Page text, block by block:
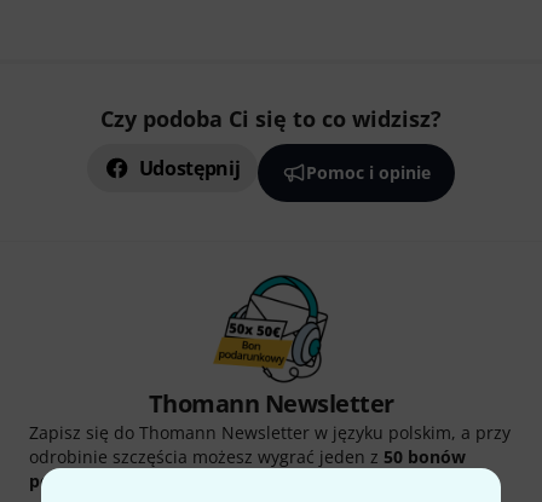
Czy podoba Ci się to co widzisz?
Udostępnij Pomoc i opinie
Thomann Newsletter
Zapisz się do Thomann Newsletter w języku polskim, a przy
odrobinie szczęścia możesz wygrać jeden z 50 bonów
podarunkowych